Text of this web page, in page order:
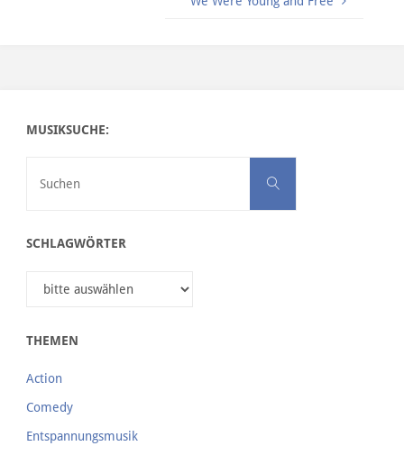
MUSIKSUCHE:
Suchen
SCHLAGWÖRTER
THEMEN
Action
Comedy
Entspannungsmusik